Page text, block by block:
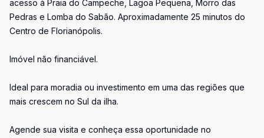
acesso à Praia do Campeche, Lagoa Pequena, Morro das
Pedras e Lomba do Sabão. Aproximadamente 25 minutos do
Centro de Florianópolis.
Imóvel não financiável.
Ideal para moradia ou investimento em uma das regiões que
mais crescem no Sul da ilha.
Agende sua visita e conheça essa oportunidade no